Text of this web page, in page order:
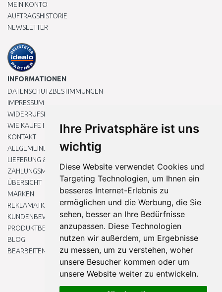
Ihre Privatsphäre ist uns
wichtig
Diese Website verwendet Cookies und
Targeting Technologien, um Ihnen ein
besseres Internet-Erlebnis zu
ermöglichen und die Werbung, die Sie
sehen, besser an Ihre Bedürfnisse
anzupassen. Diese Technologien
nutzen wir außerdem, um Ergebnisse
zu messen, um zu verstehen, woher
unsere Besucher kommen oder um
unsere Website weiter zu entwickeln.
MEIN KONTO
AUFTRAGSHISTORIE
NEWSLETTER
INFORMATIONEN
DATENSCHUTZBESTIMMUNGEN
IMPRESSUM
WIDERRUFSRECHT
WIE KAUFE ICH EIN?
KONTAKT
ALLGEMEINEN GESCHÄFTSBEDINGUNGEN
LIEFERUNG & ZAHLUNG
ZAHLUNGSMETHODEN
ÜBERSICHT
MARKEN
REKLAMATIONEN UND RETOUREN
KUNDENBEWERTUNG
PRODUKTBEWERTUNG
BLOG
BEARBEITEN SIE MEINE COOKIE-EINSTELLUNGEN